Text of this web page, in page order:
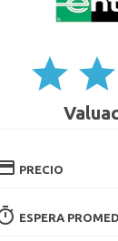
star star
PRECIO
ESPERA